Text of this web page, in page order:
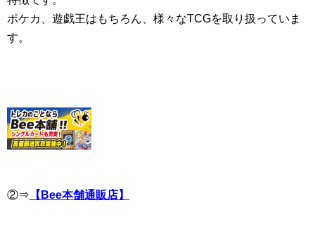
ポケカ、遊戯王はもちろん、様々なTCGを取り扱っていま
す。
②⇒ 【Bee本舗通販店】